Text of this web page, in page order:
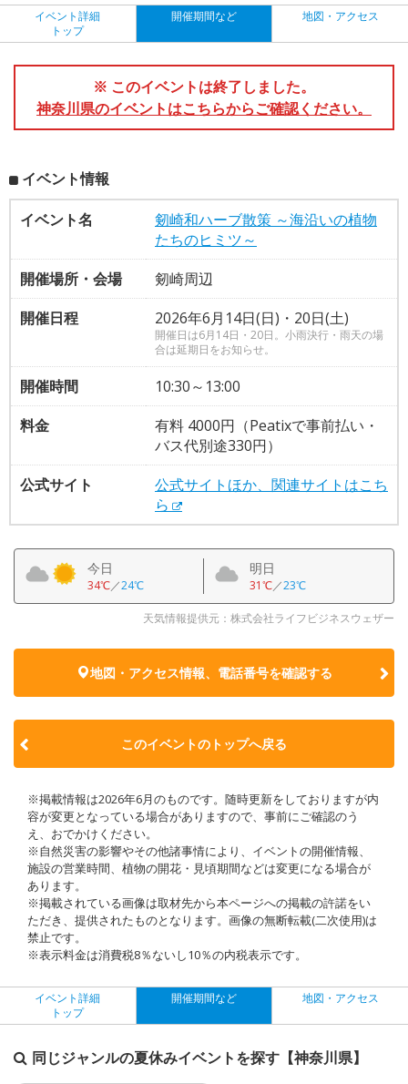
イベント詳細
トップ
開催期間など 地図・アクセス
※ このイベントは終了しました。
神奈川県のイベントはこちらからご確認ください。
イベント情報
イベント名
剱崎和ハーブ散策 ～海沿いの植物
たちのヒミツ～
開催場所・会場
剱崎周辺
開催日程
2026年6月14日(日)・20日(土)
開催日は6月14日・20日。小雨決行・雨天の場
合は延期日をお知らせ。
開催時間
10:30～13:00
料金
有料 4000円（Peatixで事前払い・
バス代別途330円）
公式サイト
公式サイトほか、関連サイトはこち
ら
今日
34℃／24℃
明日
31℃／23℃
天気情報提供元：株式会社ライフビジネスウェザー
地図・アクセス情報、電話番号を確認する
このイベントのトップへ戻る
※掲載情報は2026年6月のものです。随時更新をしておりますが内
容が変更となっている場合がありますので、事前にご確認のう
え、おでかけください。
※自然災害の影響やその他諸事情により、イベントの開催情報、
施設の営業時間、植物の開花・見頃期間などは変更になる場合が
あります。
※掲載されている画像は取材先から本ページへの掲載の許諾をい
ただき、提供されたものとなります。画像の無断転載(二次使用)は
禁止です。
※表示料金は消費税8％ないし10％の内税表示です。
イベント詳細
トップ
開催期間など 地図・アクセス
同じジャンルの夏休みイベントを探す【神奈川県】